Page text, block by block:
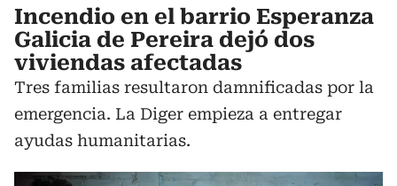
Incendio en el barrio Esperanza
Galicia de Pereira dejó dos
viviendas afectadas
Tres familias resultaron damnificadas por la
emergencia. La Diger empieza a entregar
ayudas humanitarias.